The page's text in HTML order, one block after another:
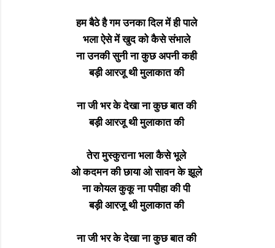
हम बैठे है गम उनका दिल में ही पाले
भला ऐसे में खुद को कैसे संभाले
ना उनकी सुनी ना कुछ अपनी कही
बड़ी आरजू थी मुलाकात की
ना जी भर के देखा ना कुछ बात की
बड़ी आरजू थी मुलाकात की
तेरा मुस्कुराना भला कैसे भूले
ओ कदमन की छाया ओ सावन के झूले
ना कोयल कुकू ना पपीहा की पी
बड़ी आरजू थी मुलाकात की
ना जी भर के देखा ना कुछ बात की